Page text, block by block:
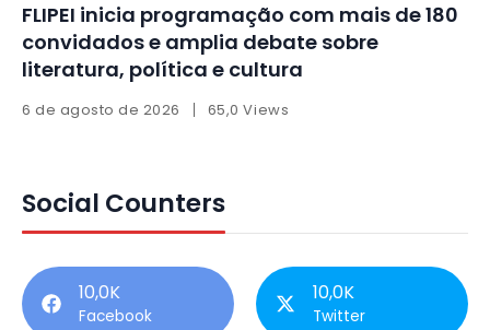
FLIPEI inicia programação com mais de 180
convidados e amplia debate sobre
literatura, política e cultura
6 de agosto de 2026 65,0 Views
Social Counters
10,0K
Facebook
10,0K
Twitter